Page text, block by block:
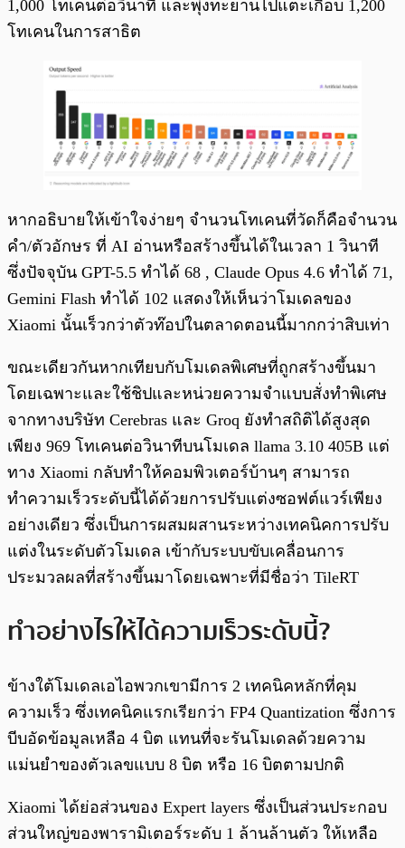
1,000 โทเคนต่อวินาที และพุ่งทะยานไปแตะเกือบ 1,200
โทเคนในการสาธิต
หากอธิบายให้เข้าใจง่ายๆ จำนวนโทเคนที่วัดก็คือจำนวน
คำ/ตัวอักษร ที่ AI อ่านหรือสร้างขึ้นได้ในเวลา 1 วินาที
ซึ่งปัจจุบัน GPT-5.5 ทำได้ 68 , Claude Opus 4.6 ทำได้ 71,
Gemini Flash ทำได้ 102 แสดงให้เห็นว่าโมเดลของ
Xiaomi นั้นเร็วกว่าตัวท๊อปในตลาดตอนนี้มากกว่าสิบเท่า
ขณะเดียวกันหากเทียบกับโมเดลพิเศษที่ถูกสร้างขึ้นมา
โดยเฉพาะและใช้ชิปและหน่วยความจำแบบสั่งทำพิเศษ
จากทางบริษัท Cerebras และ Groq ยังทำสถิติได้สูงสุด
เพียง 969 โทเคนต่อวินาทีบนโมเดล llama 3.10 405B แต่
ทาง Xiaomi กลับทำให้คอมพิวเตอร์บ้านๆ สามารถ
ทำความเร็วระดับนี้ได้ด้วยการปรับแต่งซอฟต์แวร์เพียง
อย่างเดียว ซึ่งเป็นการผสมผสานระหว่างเทคนิคการปรับ
แต่งในระดับตัวโมเดล เข้ากับระบบขับเคลื่อนการ
ประมวลผลที่สร้างขึ้นมาโดยเฉพาะที่มีชื่อว่า TileRT
ทำอย่างไรให้ได้ความเร็วระดับนี้?
ข้างใต้โมเดลเอไอพวกเขามีการ 2 เทคนิคหลักที่คุม
ความเร็ว ซึ่งเทคนิคแรกเรียกว่า FP4 Quantization ซึ่งการ
บีบอัดข้อมูลเหลือ 4 บิต แทนที่จะรันโมเดลด้วยความ
แม่นยำของตัวเลขแบบ 8 บิต หรือ 16 บิตตามปกติ
Xiaomi ได้ย่อส่วนของ Expert layers ซึ่งเป็นส่วนประกอบ
ส่วนใหญ่ของพารามิเตอร์ระดับ 1 ล้านล้านตัว ให้เหลือ